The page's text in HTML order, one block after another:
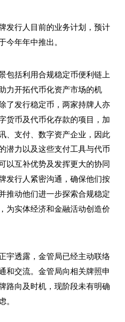
发行人目前的业务计划，预计
年年中推出。
包括利用合规稳定币便利链上
力开拓代币化资产市场的机
了发行稳定币，两家持牌人亦
货币及代币化存款的项目，加
、支付、数字资产企业，因此
潜力以及这些支付工具与代币
以互补优势及发挥更大的协同
发行人紧密沟通，确保他们按
推动他们进一步探索合规稳定
为实体经济和金融活动创造价
宇透露， 金管局已经主动联络
和交流。金管局向相关牌照申
路向及时机，现阶段未有明确